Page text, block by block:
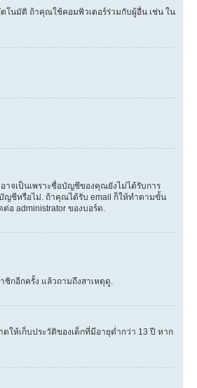
โนมัติ ถ้าคุณใช้คอมพิวเตอร์ร่วมกับผู้อื่น เช่น ใน
จเป็นเพราะชื่อบัญชีของคุณยังไม่ได้รับการ
ญชีหรือไม่. ถ้าคุณได้รับ email ก็ให้ทำตามขั้น
อ administrator ของบอร์ด.
กอีกครั้ง แล้วถามถึงสาเหตุดู.
ให้เก็บประวัติของเด็กที่มีอายุต่ำกว่า 13 ปี หาก